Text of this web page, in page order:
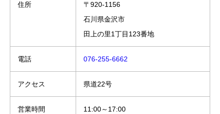
住所
〒920-1156
石川県金沢市
田上の里1丁目123番地
電話 076-255-6662
アクセス 県道22号
営業時間 11:00～17:00